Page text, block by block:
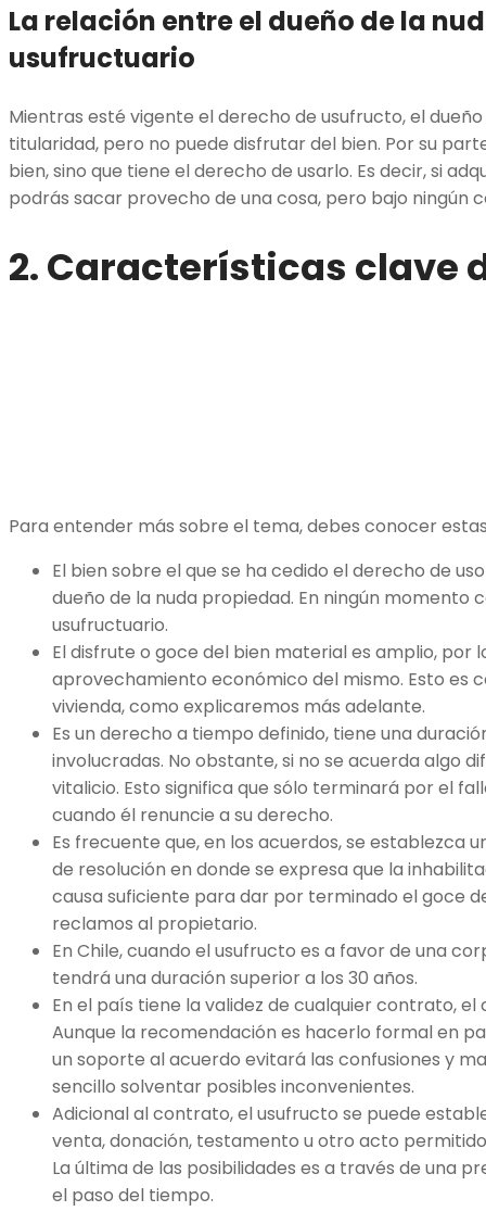
La relación entre el dueño de la
usufructuario
Mientras esté vigente el derecho de usufructo, el
titularidad, pero no puede disfrutar del bien. Por su
bien, sino que tiene el derecho de usarlo. Es decir, si
podrás sacar provecho de una cosa, pero bajo ningún
2. Características clave
Para entender más sobre el tema, debes conocer
El bien sobre el que se ha cedido el derecho de
dueño de la nuda propiedad. En ningún momento
usufructuario.
El disfrute o goce del bien material es amplio, por
aprovechamiento económico del mismo. Esto es
vivienda, como explicaremos más adelante.
Es un derecho a tiempo definido, tiene una
involucradas. No obstante, si no se acuerda algo
vitalicio. Esto significa que sólo terminará por el
cuando él renuncie a su derecho.
Es frecuente que, en los acuerdos, se establezca
de resolución en donde se expresa que la
causa suficiente para dar por terminado el goce
reclamos al propietario.
En Chile, cuando el usufructo es a favor de una
tendrá una duración superior a los 30 años.
En el país tiene la validez de cualquier contrato,
Aunque la recomendación es hacerlo formal en
un soporte al acuerdo evitará las confusiones y
sencillo solventar posibles inconvenientes.
Adicional al contrato, el usufructo se puede
venta, donación, testamento u otro acto
La última de las posibilidades es a través de una
el paso del tiempo.